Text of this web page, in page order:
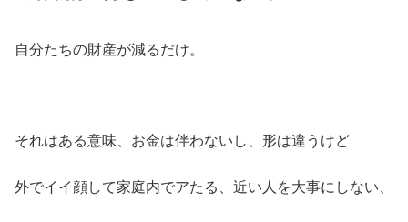
自分たちの財産が減るだけ。
それはある意味、お金は伴わないし、形は違うけど
外でイイ顔して家庭内でアたる、近い人を大事にしない、